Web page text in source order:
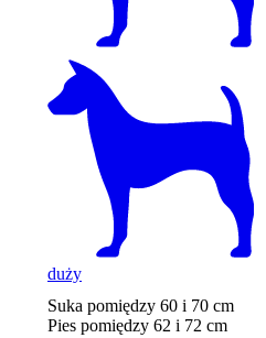
duży
Suka pomiędzy 60 i 70 cm
Pies pomiędzy 62 i 72 cm